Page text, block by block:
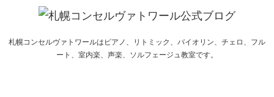
札幌コンセルヴァトワールはピアノ、リトミック、バイオリン、チェロ、フル
ート、室内楽、声楽、ソルフェージュ教室です。